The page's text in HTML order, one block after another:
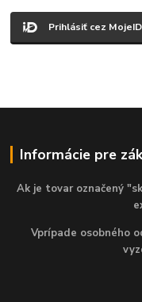
Prihlásiť cez MojeID
Informácie pre
Ak je tovar označený
Vprípade osobného